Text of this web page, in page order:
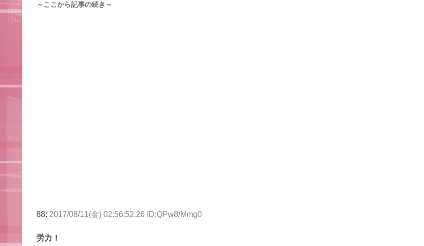
～ここから記事の続き～
88: 2017/08/11(金) 02:56:52.26 ID:QPw8/Mmg0
労力！